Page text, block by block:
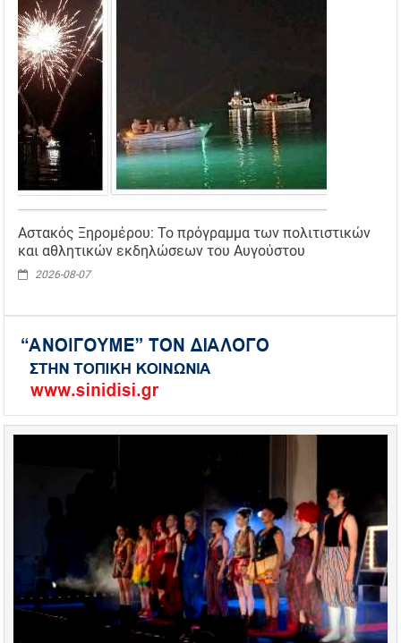
Αστακός Ξηρομέρου: Το πρόγραμμα των πολιτιστικών
και αθλητικών εκδηλώσεων του Αυγούστου
2026-08-07